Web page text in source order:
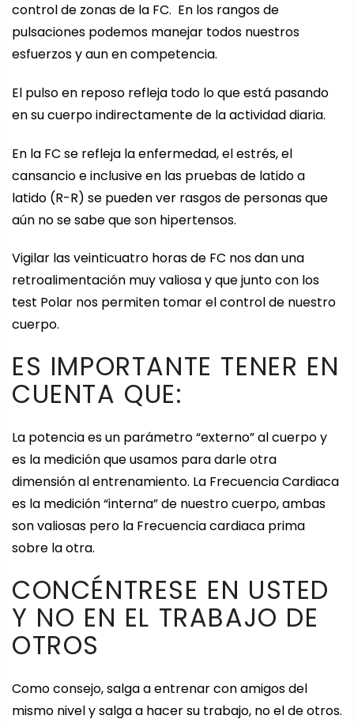
control de zonas de la FC. En los rangos de
pulsaciones podemos manejar todos nuestros
esfuerzos y aun en competencia.
El pulso en reposo refleja todo lo que está pasando
en su cuerpo indirectamente de la actividad diaria.
En la FC se refleja la enfermedad, el estrés, el
cansancio e inclusive en las pruebas de latido a
latido (R-R) se pueden ver rasgos de personas que
aún no se sabe que son hipertensos.
Vigilar las veinticuatro horas de FC nos dan una
retroalimentación muy valiosa y que junto con los
test Polar nos permiten tomar el control de nuestro
cuerpo.
ES IMPORTANTE TENER EN
CUENTA QUE:
La potencia es un parámetro “externo” al cuerpo y
es la medición que usamos para darle otra
dimensión al entrenamiento. La Frecuencia Cardiaca
es la medición “interna” de nuestro cuerpo, ambas
son valiosas pero la Frecuencia cardiaca prima
sobre la otra.
CONCÉNTRESE EN USTED
Y NO EN EL TRABAJO DE
OTROS
Como consejo, salga a entrenar con amigos del
mismo nivel y salga a hacer su trabajo, no el de otros.